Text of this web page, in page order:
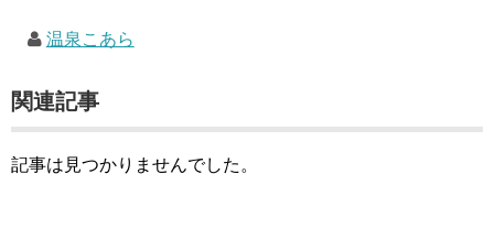
温泉こあら
関連記事
記事は見つかりませんでした。